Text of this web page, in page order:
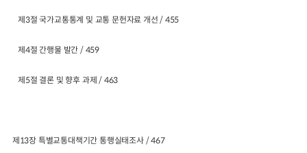
제3절 국가교통통계 및 교통 문헌자료 개선 / 455
제4절 간행물 발간 / 459
제5절 결론 및 향후 과제 / 463
제13장 특별교통대책기간 통행실태조사 / 467